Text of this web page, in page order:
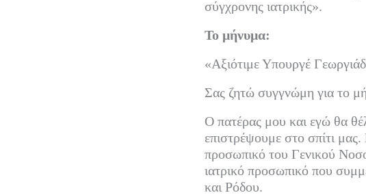
σύγχρονης ιατρικής».
Το μήνυμα:
«Αξιότιμε Υπουργέ
Σας ζητώ συγγνώμη για το
Ο πατέρας μου και εγώ θα
επιστρέψουμε στο σπίτι
προσωπικό του Γενικού
ιατρικό προσωπικό που
και Ρόδου.